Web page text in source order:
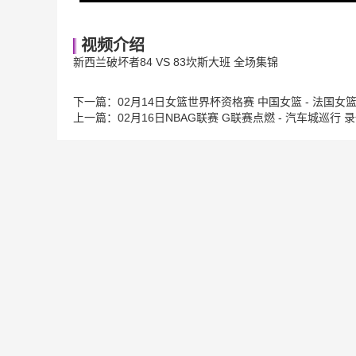
视频介绍
新西兰破坏者84 VS 83坎斯大班 全场集锦
下一篇： 02月14日女篮世界杯资格赛 中国女篮 - 法国女
上一篇： 02月16日NBAG联赛 G联赛点燃 - 汽车城巡行